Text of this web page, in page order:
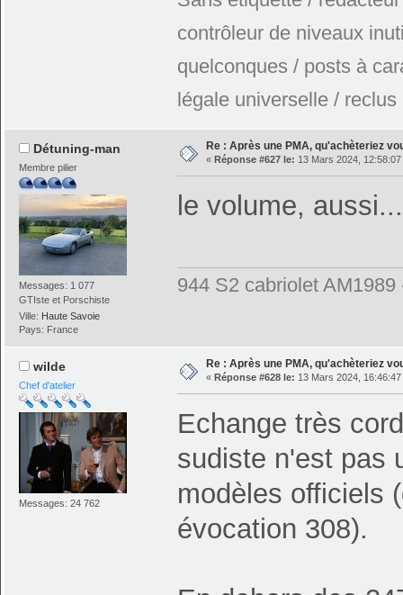
contrôleur de niveaux
quelconques / posts à
légale universelle / reclus
Détuning-man
Membre pilier
Messages: 1 077
GTIste et Porschiste
Ville: Haute Savoie
Pays: France
Re : Après une PMA, qu'achèteriez
« Réponse #627 le: 13 Mars 2024, 12:58:07
le volume, aussi...
944 S2 cabriolet
wilde
Chef d'atelier
Messages: 24 762
Re : Après une PMA, qu'achèteriez
« Réponse #628 le: 13 Mars 2024, 16:46:47
Echange très
sudiste n'est pas
modèles officiels
évocation 308).